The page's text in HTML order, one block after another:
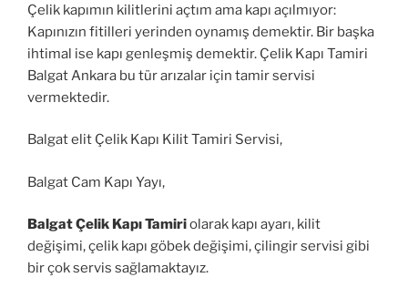
Çelik kapımın kilitlerini açtım ama kapı açılmıyor:
Kapınızın fitilleri yerinden oynamış demektir. Bir başka
ihtimal ise kapı genleşmiş demektir. Çelik Kapı Tamiri
Balgat Ankara bu tür arızalar için tamir servisi
vermektedir.
Balgat elit Çelik Kapı Kilit Tamiri Servisi,
Balgat Cam Kapı Yayı,
Balgat Çelik Kapı Tamiriolarak kapı ayarı, kilit
değişimi, çelik kapı göbek değişimi, çilingir servisi gibi
bir çok servis sağlamaktayız.